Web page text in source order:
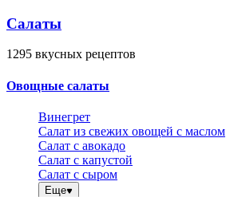
Салаты
1295 вкусных рецептов
Овощные салаты
Винегрет
Салат из свежих овощей с маслом
Салат с авокадо
Салат с капустой
Салат с сыром
Еще